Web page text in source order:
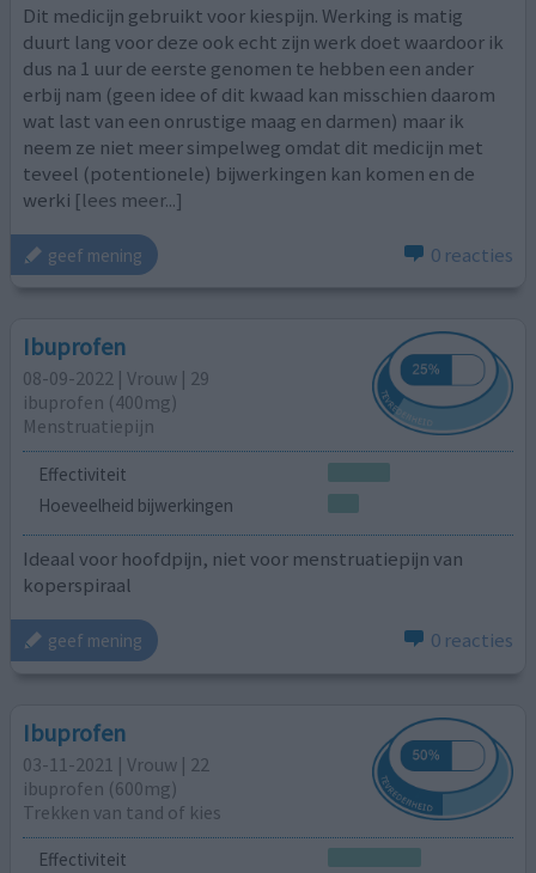
Dit medicijn gebruikt voor kiespijn. Werking is matig
duurt lang voor deze ook echt zijn werk doet waardoor ik
dus na 1 uur de eerste genomen te hebben een ander
erbij nam (geen idee of dit kwaad kan misschien daarom
wat last van een onrustige maag en darmen) maar ik
neem ze niet meer simpelweg omdat dit medicijn met
teveel (potentionele) bijwerkingen kan komen en de
werki [lees meer...]
geef mening 0 reacties
Ibuprofen
08-09-2022 | Vrouw | 29
ibuprofen (400mg)
Menstruatiepijn
Effectiviteit
Hoeveelheid bijwerkingen
Ideaal voor hoofdpijn, niet voor menstruatiepijn van
koperspiraal
geef mening 0 reacties
Ibuprofen
03-11-2021 | Vrouw | 22
ibuprofen (600mg)
Trekken van tand of kies
Effectiviteit